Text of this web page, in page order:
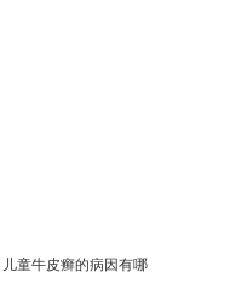
儿童牛皮癣的病因有哪